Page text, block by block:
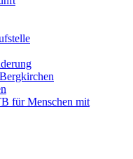
für Menschen mit